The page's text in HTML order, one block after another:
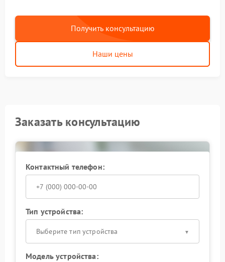
Получить консультацию
Наши цены
Заказать консультацию
Контактный телефон:
Тип устройства:
Выберите тип устройства
Модель устройства: